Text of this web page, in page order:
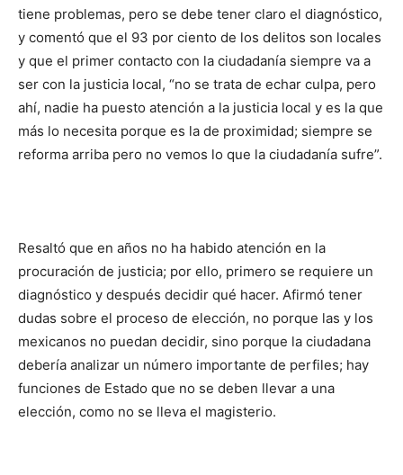
tiene problemas, pero se debe tener claro el diagnóstico,
y comentó que el 93 por ciento de los delitos son locales
y que el primer contacto con la ciudadanía siempre va a
ser con la justicia local, “no se trata de echar culpa, pero
ahí, nadie ha puesto atención a la justicia local y es la que
más lo necesita porque es la de proximidad; siempre se
reforma arriba pero no vemos lo que la ciudadanía sufre”.
Resaltó que en años no ha habido atención en la
procuración de justicia; por ello, primero se requiere un
diagnóstico y después decidir qué hacer. Afirmó tener
dudas sobre el proceso de elección, no porque las y los
mexicanos no puedan decidir, sino porque la ciudadana
debería analizar un número importante de perfiles; hay
funciones de Estado que no se deben llevar a una
elección, como no se lleva el magisterio.